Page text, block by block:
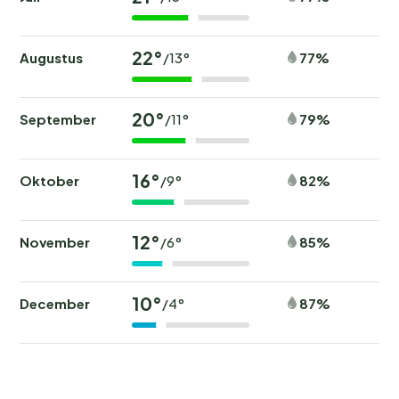
Augustus 22°/13° 77%
September 20°/11° 79%
Oktober 16°/9° 82%
November 12°/6° 85%
December 10°/4° 87%